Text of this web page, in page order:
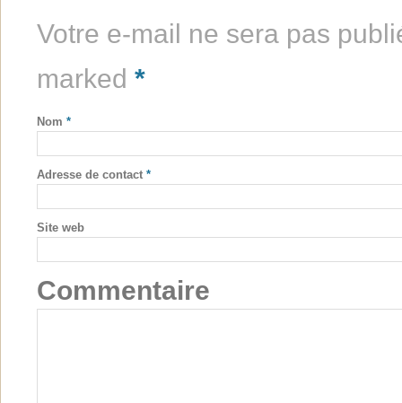
Votre e-mail ne sera pas
marked *
Nom *
Adresse de contact *
Site web
Commentaire